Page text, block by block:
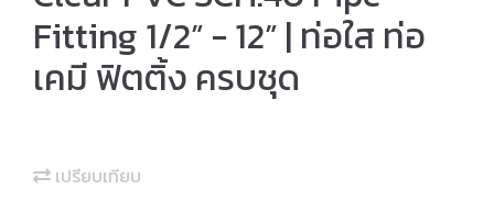
Fitting 1/2” - 12” | ท่อใส ท่อ
เคมี ฟิตติ้ง ครบชุด
เปรียบเทียบ